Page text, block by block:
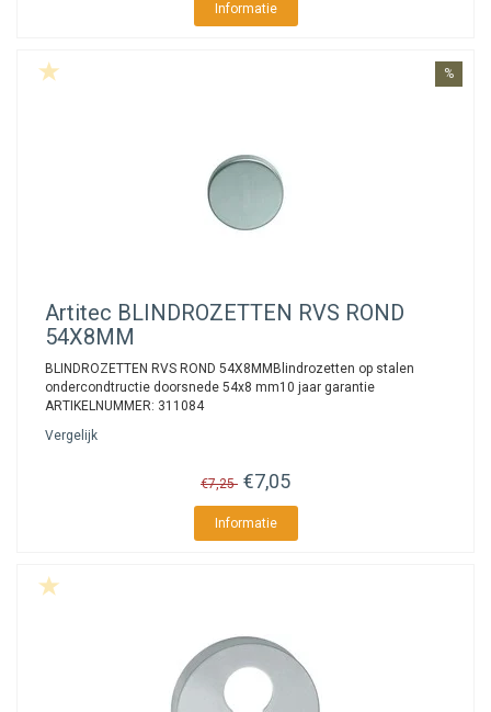
Informatie
%
Artitec BLINDROZETTEN RVS ROND
54X8MM
BLINDROZETTEN RVS ROND 54X8MMBlindrozetten op stalen
ondercondtructie doorsnede 54x8 mm10 jaar garantie
ARTIKELNUMMER: 311084
Vergelijk
€7,25 €7,05
Informatie